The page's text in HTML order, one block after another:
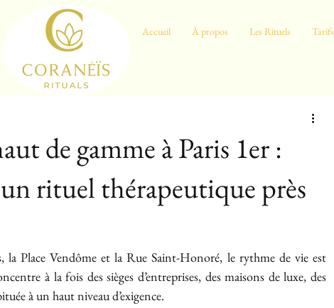
Accueil À propos Les Rituels Tarifs
de gamme à Paris 1er :
rituel thérapeutique près
la Place Vendôme et la Rue Saint-Honoré, le rythme de vie est
à la fois des sièges d’entreprises, des maisons de luxe, des
à un haut niveau d’exigence.